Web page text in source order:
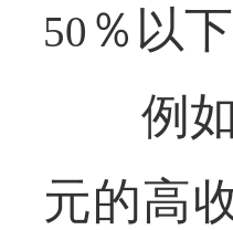
50 ％以下
例如
元的高